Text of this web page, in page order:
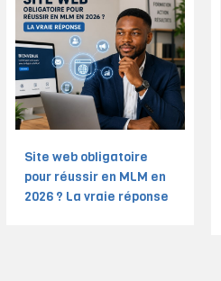
Site web obligatoire
pour réussir en MLM en
2026 ? La vraie réponse